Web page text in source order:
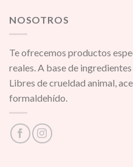
NOSOTROS
Te ofrecemos productos
reales. A base de
Libres de crueldad animal,
formaldehído.